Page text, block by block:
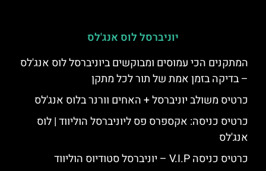
יוניברסל לוס אנג'לס
המתקנים הכי עמוסים ומבוקשים ביוניברסל לוס אנג'לס
– בדיקה בזמן אמת של תור לכל מתקן
כרטיס משולב יוניברסל + האחים וורנר בלוס אנג'לס
כרטיס כניסה: אקספרס פס ליוניברסל הוליווד | לוס
אנג'לס
כרטיס כניסה V.I.P – יוניברסל סטודיוס הוליווד